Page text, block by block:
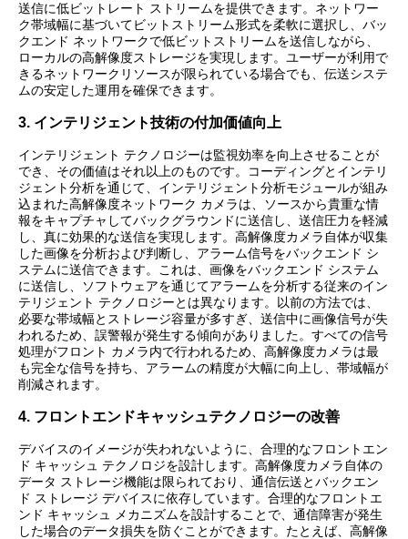
送信に低ビットレート ストリームを提供できます。ネットワー
ク帯域幅に基づいてビットストリーム形式を柔軟に選択し、バッ
クエンド ネットワークで低ビットストリームを送信しながら、
ローカルの高解像度ストレージを実現します。ユーザーが利用で
きるネットワークリソースが限られている場合でも、伝送システ
ムの安定した運用を確保できます。
3. インテリジェント技術の付加価値向上
インテリジェント テクノロジーは監視効率を向上させることが
でき、その価値はそれ以上のものです。コーディングとインテリ
ジェント分析を通じて、インテリジェント分析モジュールが組み
込まれた高解像度ネットワーク カメラは、ソースから貴重な情
報をキャプチャしてバックグラウンドに送信し、送信圧力を軽減
し、真に効果的な送信を実現します。高解像度カメラ自体が収集
した画像を分析および判断し、アラーム信号をバックエンド シ
ステムに送信できます。これは、画像をバックエンド システム
に送信し、ソフトウェアを通じてアラームを分析する従来のイン
テリジェント テクノロジーとは異なります。以前の方法では、
必要な帯域幅とストレージ容量が多すぎ、送信中に画像信号が失
われるため、誤警報が発生する傾向がありました。すべての信号
処理がフロント カメラ内で行われるため、高解像度カメラは最
も完全な信号を持ち、アラームの精度が大幅に向上し、帯域幅が
削減されます。
4. フロントエンドキャッシュテクノロジーの改善
デバイスのイメージが失われないように、合理的なフロントエン
ド キャッシュ テクノロジを設計します。高解像度カメラ自体の
データ ストレージ機能は限られており、通信伝送とバックエン
ド ストレージ デバイスに依存しています。合理的なフロントエ
ンド キャッシュ メカニズムを設計することで、通信障害が発生
した場合のデータ損失を防ぐことができます。たとえば、高解像